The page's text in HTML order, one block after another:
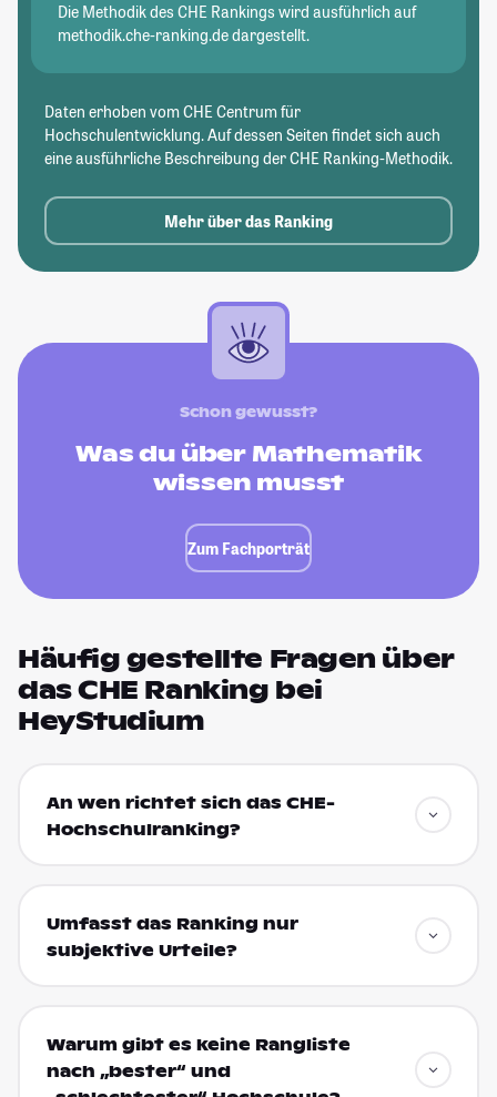
Die Methodik des CHE Rankings wird ausführlich auf
methodik.che-ranking.de dargestellt.
Daten erhoben vom CHE Centrum für
Hochschulentwicklung. Auf dessen Seiten findet sich auch
eine ausführliche Beschreibung der CHE Ranking-Methodik.
Mehr über das Ranking
Schon gewusst?
Was du über Mathematik
wissen musst
Zum Fachporträt
Häufig gestellte Fragen über
das CHE Ranking bei
HeyStudium
An wen richtet sich das CHE-
Hochschulranking?
Umfasst das Ranking nur
subjektive Urteile?
Warum gibt es keine Rangliste
nach „bester“ und